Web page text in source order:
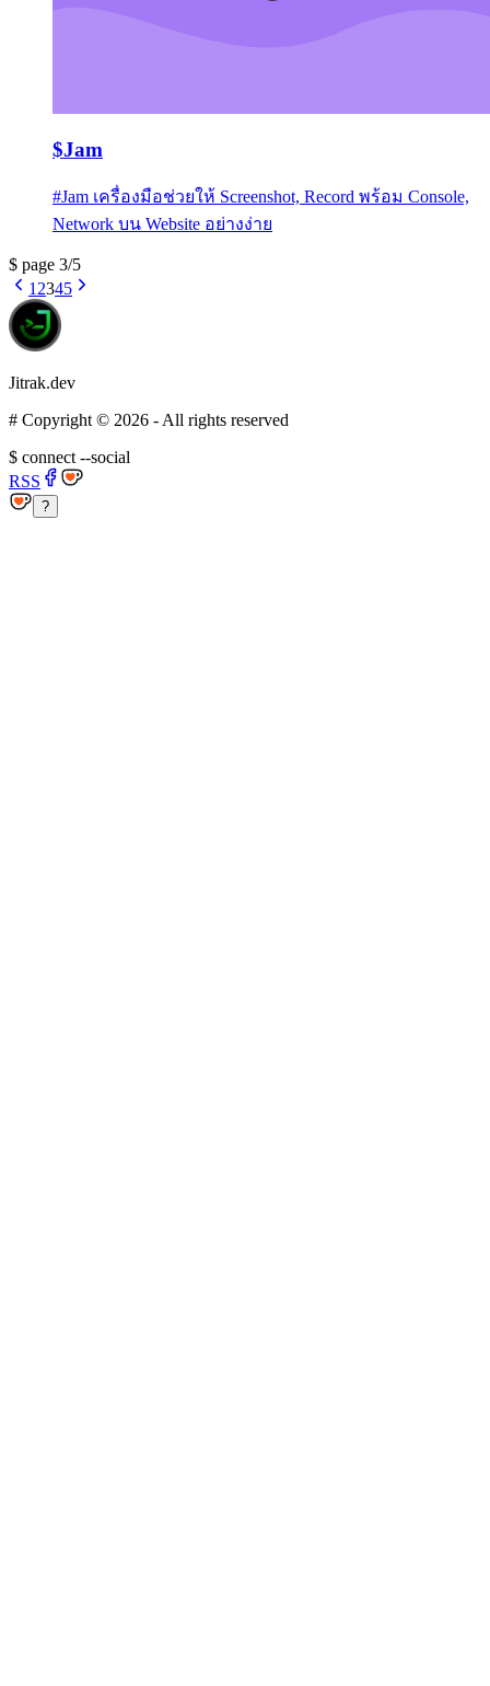
$Jam
#Jam เครื่องมือช่วยให้ Screenshot, Record พร้อม Console,
Network บน Website อย่างง่าย
$ page 3/5
1 2345
Jitrak.dev
# Copyright © 2026 - All rights reserved
$ connect --social
RSS
?